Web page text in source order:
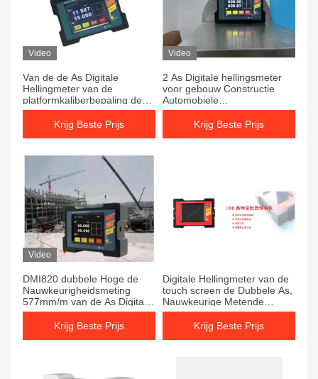
Video
Van de de As Digitale
Hellingmeter van de
platformkaliberbepaling de
Dubbele Industriële Hoek
Krijg Beste Prijs
Video
2 As Digitale hellingsmeter
voor gebouw Constructie
Automobiele
vierwieligexperiment DMI820
Krijg Beste Prijs
Video
DMI820 dubbele Hoge de
Nauwkeurigheidsmeting
577mm/m van de As Digitale
Hellingmeter
Krijg Beste Prijs
Digitale Hellingmeter van de
touch screen de Dubbele As,
Nauwkeurige Metende
Digitale Schuine standsensor
Krijg Beste Prijs